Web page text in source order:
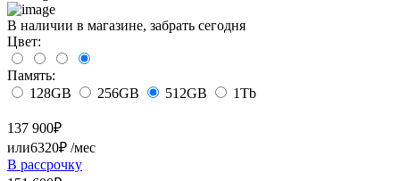
В наличии в магазине, забрать сегодня
Цвет:
Память:
128GB
256GB 512GB 1Tb
137 900₽
или6320₽ /мес
В рассрочку